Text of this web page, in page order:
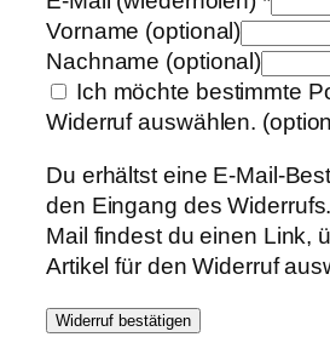
Vorname (optional)
Nachname (optional)
Ich möchte bestimmte
Widerruf auswählen.
Du erhältst eine E-Mail-
den Eingang des
Mail findest du einen Link,
Artikel für den Widerruf
Widerruf bestätigen